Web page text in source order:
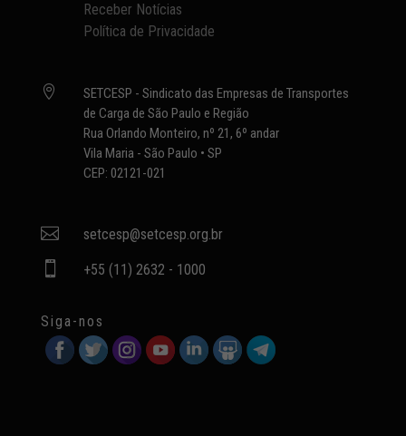
Receber Notícias
Política de Privacidade

SETCESP - Sindicato das Empresas de Transportes
de Carga de São Paulo e Região
Rua Orlando Monteiro, nº 21, 6º andar
Vila Maria - São Paulo • SP
CEP: 02121-021
 setcesp@setcesp.org.br
 +55 (11) 2632 - 1000
Siga-nos